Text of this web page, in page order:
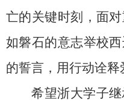
亡的关键时刻，面
如磐石的意志举校
的誓言，用行动诠释
希望浙大学子